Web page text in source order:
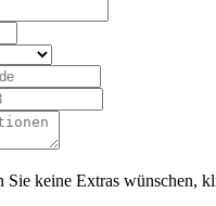
keine Extras wünschen,